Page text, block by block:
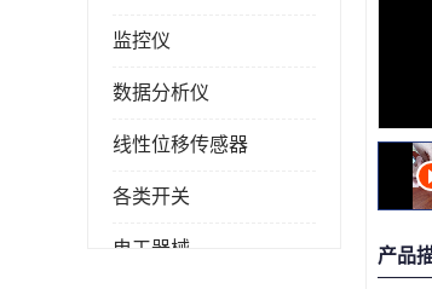
监控仪
数据分析仪
线性位移传感器
各类开关
电工器械 产品